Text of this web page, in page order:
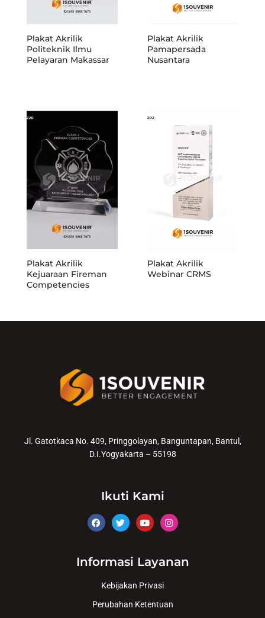
Plakat Akrilik
Politeknik Ilmu
Pelayaran Makassar
Plakat Akrilik
Pamapersada
Nusantara
Plakat Akrilik
Kejuaraan Fireman
Competencies
Plakat Akrilik
Webinar CRMS
Jl. Gatotkaca No. 409, Pringgolayan, Banguntapan, Bantul,
D.I.Yogyakarta – 55198
Ikuti Kami
Informasi Layanan
Kebijakan Privasi
Perubahan Ketentuan